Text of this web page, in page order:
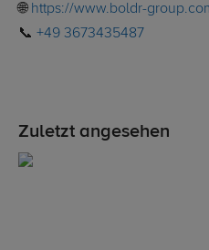
🌐 https://www.boldr-
📞 +49 3673435487
Zuletzt angesehen